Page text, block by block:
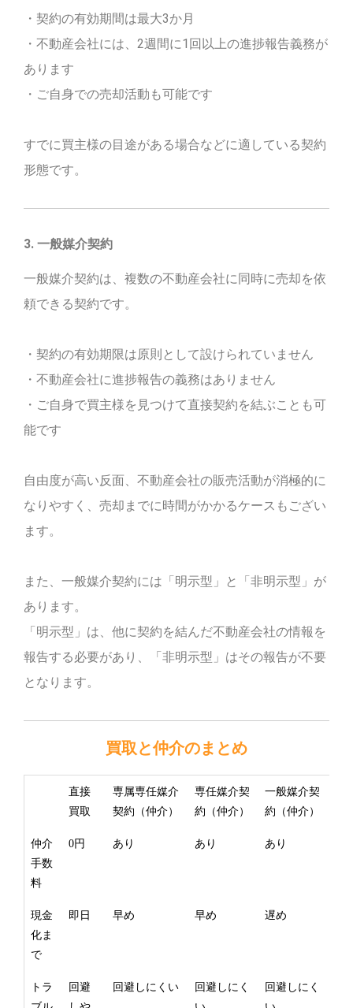
・契約の有効期間は最大3か月
・不動産会社には、2週間に1回以上の進捗報告義務が
あります
・ご自身での売却活動も可能です
すでに買主様の目途がある場合などに適している契約
形態です。
3. 一般媒介契約
一般媒介契約は、複数の不動産会社に同時に売却を依
頼できる契約です。
・契約の有効期限は原則として設けられていません
・不動産会社に進捗報告の義務はありません
・ご自身で買主様を見つけて直接契約を結ぶことも可
能です
自由度が高い反面、不動産会社の販売活動が消極的に
なりやすく、売却までに時間がかかるケースもござい
ます。
また、一般媒介契約には「明示型」と「非明示型」が
あります。
「明示型」は、他に契約を結んだ不動産会社の情報を
報告する必要があり、「非明示型」はその報告が不要
となります。
買取と仲介のまとめ
直接
買取
専属専任媒介
契約（仲介）
専任媒介契
約（仲介）
一般媒介契
約（仲介）
仲介
手数
料
0円 あり あり あり
現金
化ま
で
即日 早め 早め 遅め
トラ
回避
回避しにくい
回避しにく
回避しにく